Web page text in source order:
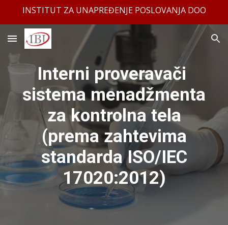
INSTITUT ZA UNAPREĐENJE POSLOVANJA DOO
Interni proveravači
sistema menadžmenta
za kontrolna tela
(prema zahtevima
standarda ISO/IEC
17020:2012)